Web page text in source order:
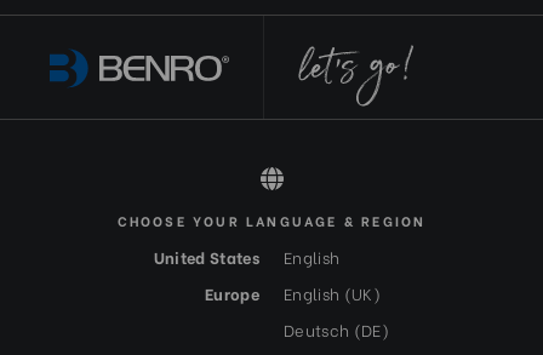
All rights reserved 2026 © Benro FR-EUR
CHOOSE YOUR LANGUAGE & REGION
United States
English
Europe
English (UK)
Deutsch (DE)